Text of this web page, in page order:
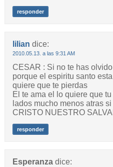
responder
lilian dice:
2010.05.13. a las 9:31 AM
CESAR : Si no te has
porque el espiritu santo
quiere que te pierdas
El te ama el lo quiere que
lados mucho menos atras
CRISTO NUESTRO
responder
Esperanza dice: